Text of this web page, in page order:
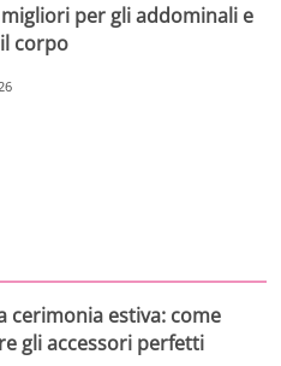
per gli addominali e
corpo
cerimonia estiva: come
gli accessori perfetti